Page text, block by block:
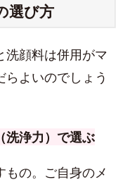
選び方
洗顔料は併用がマ
よいのでしょう
浄力）で選ぶ
もの。ご自身のメ